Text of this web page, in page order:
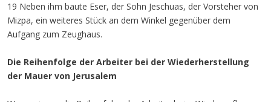
19 Neben ihm baute Eser, der Sohn Jeschuas, der Vorsteher von
Mizpa, ein weiteres Stück an dem Winkel gegenüber dem
Aufgang zum Zeughaus.
Die Reihenfolge der Arbeiter bei der Wiederherstellung
der Mauer von Jerusalem